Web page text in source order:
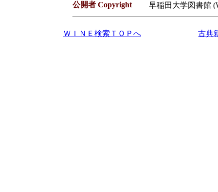
公開者 Copyright 早稲田大学図書館
ＷＩＮＥ検索ＴＯＰへ 古典